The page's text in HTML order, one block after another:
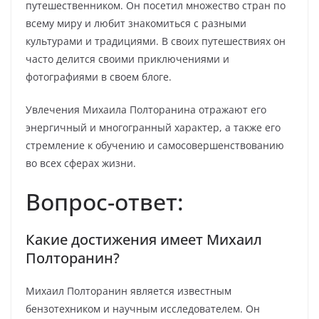
путешественником. Он посетил множество стран по
всему миру и любит знакомиться с разными
культурами и традициями. В своих путешествиях он
часто делится своими приключениями и
фотографиями в своем блоге.
Увлечения Михаила Полторанина отражают его
энергичный и многогранный характер, а также его
стремление к обучению и самосовершенствованию
во всех сферах жизни.
Вопрос-ответ:
Какие достижения имеет Михаил
Полторанин?
Михаил Полторанин является известным
бензотехником и научным исследователем. Он